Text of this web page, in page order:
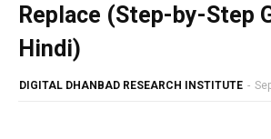
Replace (Step-by-Step
Hindi)
DIGITAL DHANBAD RESEARCH INSTITUTE -